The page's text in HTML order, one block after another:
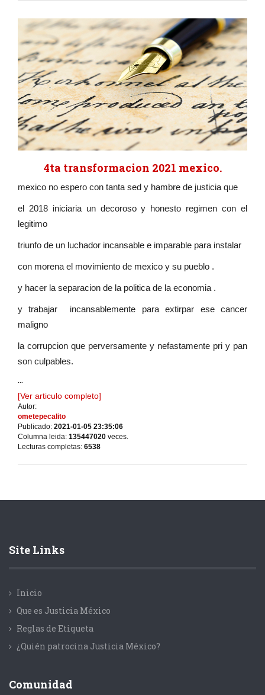
4ta transformacion 2021 mexico.
mexico no espero con tanta sed y hambre de justicia que
el 2018 iniciaria un decoroso y honesto regimen con el
legitimo
triunfo de un luchador incansable e imparable para instalar
con morena el movimiento de mexico y su pueblo .
y hacer la separacion de la politica de la economia .
y trabajar incansablemente para extirpar ese cancer
maligno
la corrupcion que perversamente y nefastamente pri y pan
son culpables.
...
[Ver articulo completo]
Autor:
ometepecalito
Publicado: 2021-01-05 23:35:06
Columna leida: 135447020 veces.
Lecturas completas: 6538
Site Links
Inicio
Que es Justicia México
Reglas de Etiqueta
¿Quién patrocina Justicia México?
Comunidad